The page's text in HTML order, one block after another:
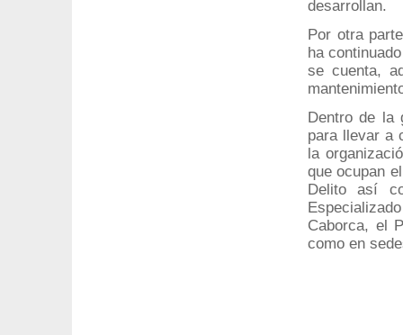
desarrollan.
Por otra
ha
se cuenta,
Dentro de la
para llevar a
la
que ocupan
Delito así
Caborca, el
como en